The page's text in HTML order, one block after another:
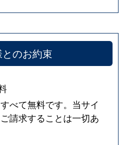
のお約束
べて無料です。当サイ
請求することは一切あ